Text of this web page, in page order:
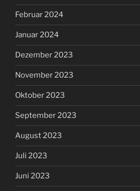
Februar 2024
Januar 2024
Dezember 2023
November 2023
Oktober 2023
September 2023
August 2023
Juli 2023
Juni 2023